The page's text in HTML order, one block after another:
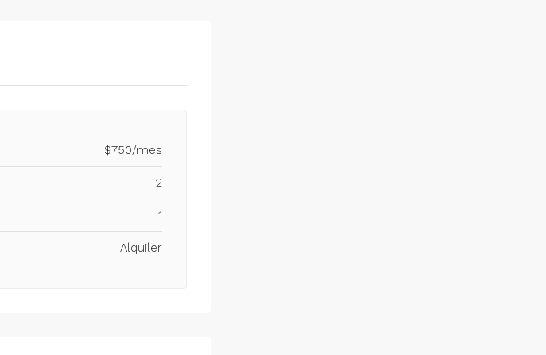
$750/mes
2
1
Alquiler